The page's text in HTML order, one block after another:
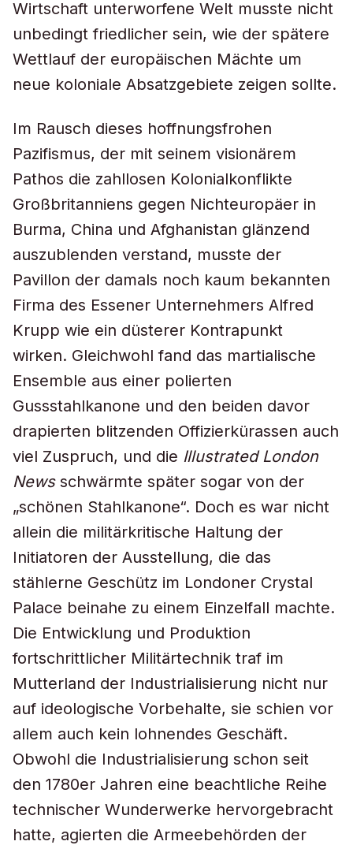
Wirtschaft unterworfene Welt musste nicht
unbedingt friedlicher sein, wie der spätere
Wettlauf der europäischen Mächte um
neue koloniale Absatzgebiete zeigen sollte.
Im Rausch dieses hoffnungsfrohen
Pazifismus, der mit seinem visionärem
Pathos die zahllosen Kolonialkonflikte
Großbritanniens gegen Nichteuropäer in
Burma, China und Afghanistan glänzend
auszublenden verstand, musste der
Pavillon der damals noch kaum bekannten
Firma des Essener Unternehmers Alfred
Krupp wie ein düsterer Kontrapunkt
wirken. Gleichwohl fand das martialische
Ensemble aus einer polierten
Gussstahlkanone und den beiden davor
drapierten blitzenden Offizierkürassen auch
viel Zuspruch, und die Illustrated London
News schwärmte später sogar von der
„schönen Stahlkanone“. Doch es war nicht
allein die militärkritische Haltung der
Initiatoren der Ausstellung, die das
stählerne Geschütz im Londoner Crystal
Palace beinahe zu einem Einzelfall machte.
Die Entwicklung und Produktion
fortschrittlicher Militärtechnik traf im
Mutterland der Industrialisierung nicht nur
auf ideologische Vorbehalte, sie schien vor
allem auch kein lohnendes Geschäft.
Obwohl die Industrialisierung schon seit
den 1780er Jahren eine beachtliche Reihe
technischer Wunderwerke hervorgebracht
hatte, agierten die Armeebehörden der